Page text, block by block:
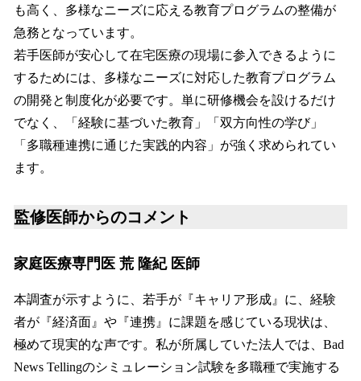
も高く、多様なニーズに応える教育プログラムの整備が
急務となっています。
若手医師が安心して在宅医療の現場に参入できるように
するためには、多様なニーズに対応した教育プログラム
の開発と制度化が必要です。単に研修機会を設けるだけ
でなく、「経験に基づいた教育」「双方向性の学び」
「多職種連携に通じた実践的内容」が強く求められてい
ます。
監修医師からのコメント
家庭医療専門医 荒 隆紀 医師
本調査が示すように、若手が『キャリア形成』に、経験
者が『経済面』や『連携』に課題を感じている現状は、
極めて現実的な声です。私が所属していた法人では、Bad
News Tellingのシミュレーション試験を多職種で実施する